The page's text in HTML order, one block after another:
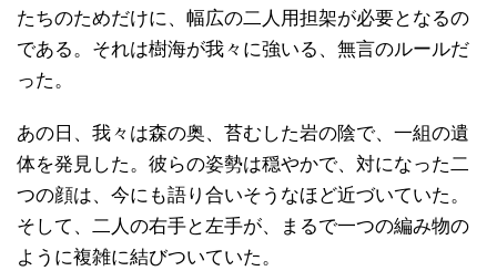
たちのためだけに、幅広の二人用担架が必要となるの
である。それは樹海が我々に強いる、無言のルールだ
った。
あの日、我々は森の奥、苔むした岩の陰で、一組の遺
体を発見した。彼らの姿勢は穏やかで、対になった二
つの顔は、今にも語り合いそうなほど近づいていた。
そして、二人の右手と左手が、まるで一つの編み物の
ように複雑に結びついていた。